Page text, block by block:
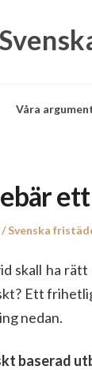
Våra
Author
Svenska
skall ha
Ett
nedan.
baserad